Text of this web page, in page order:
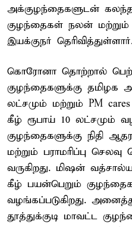
அக்குழந்தைகளுடன்
குழந்தைகள் நலன் மற்றும்
இயக்குநர்
கொரோனா தொற்றால்
குழந்தைகளுக்கு தமிழக
லட்சமும் மற்றும் PM
கீழ் ரூபாய் 10 லட்சமும்
குழந்தைகளுக்கு நிதி
மற்றும் பராமரிப்பு
வருகிறது. மிஷன்
கீழ் பயன்பெறும்
வழங்கப்படுகிறது.
தூத்துக்குடி மாவட்ட